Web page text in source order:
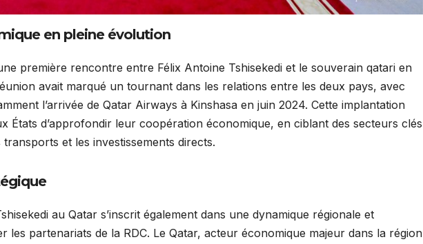
en pleine évolution
première rencontre entre Félix Antoine Tshisekedi et le souverain qatari en
avait marqué un tournant dans les relations entre les deux pays, avec
l’arrivée de Qatar Airways à Kinshasa en juin 2024. Cette implantation
États d’approfondir leur coopération économique, en ciblant des secteurs clés
et les investissements directs.
au Qatar s’inscrit également dans une dynamique régionale et
les partenariats de la RDC. Le Qatar, acteur économique majeur dans la région